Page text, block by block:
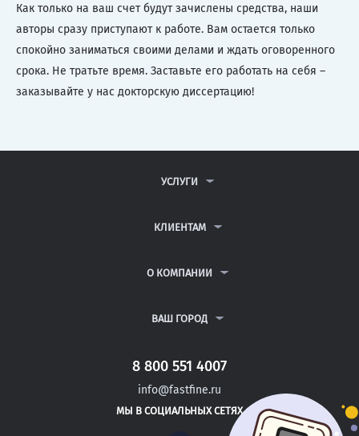
Как только на ваш счет будут зачислены средства, наши
авторы сразу приступают к работе. Вам остается только
спокойно заниматься своими делами и ждать оговоренного
срока. Не тратьте время. Заставьте его работать на себя –
заказывайте у нас докторскую диссертацию!
УСЛУГИ
ДИПЛОМНЫЕ РАБОТЫ
РЕФЕРАТЫ
КЛИЕНТАМ
ВОПРОСЫ И ОТВЕТЫ
ПОЛИТИКА КОНФИДЕНЦИАЛЬНОСТИ
О КОМПАНИИ
КОНТАКТЫ
ВАШ ГОРОД
САНКТ-ПЕТЕРБУРГ
ЗЛАТОУСТ
КАМЫШИН
8 800 551 4007
info@fastfine.ru
МЫ В СОЦИАЛЬНЫХ СЕТЯХ